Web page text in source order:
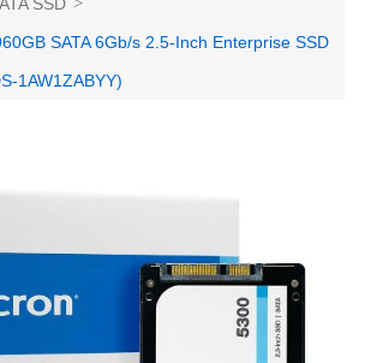
SATA 6Gb/s 2.5-Inch Enterprise SSD
1AW1ZABYY)